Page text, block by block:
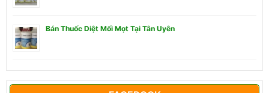
Bán Thuốc Diệt Mối Mọt Tại Tân Uyên